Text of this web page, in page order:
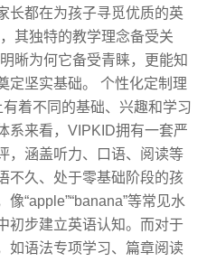
长都在为孩子寻觅优质的英
其独特的教学理念备受关
晰为何它备受青睐，更能知
定坚实基础。 个性化定制理
着不同的基础、兴趣和学习
系来看，VIPKID拥有一套严
，涵盖听力、口语、阅读等
不久、处于零基础阶段的孩
“apple”“banana”等常见水
初步建立英语认知。而对于
如语法专项学习、篇章阅读